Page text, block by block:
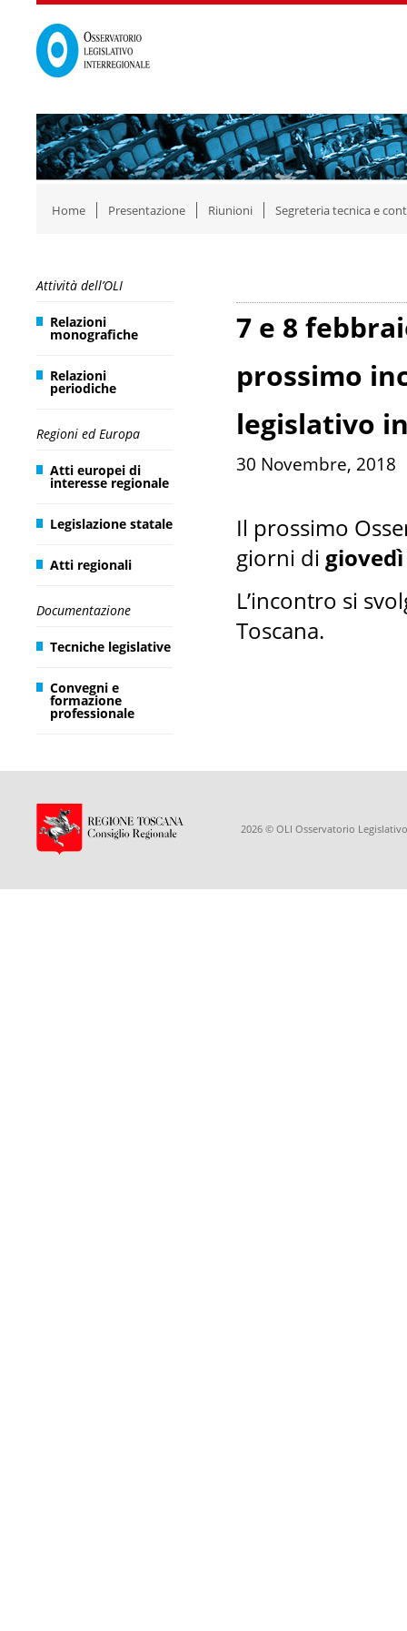
Home Presentazione Riunioni Segreteria tecnica e
Attività dell’OLI
Relazioni
monografiche
Relazioni
periodiche
Regioni ed Europa
Atti europei di
interesse regionale
Legislazione statale
Atti regionali
Documentazione
Tecniche legislative
Convegni e
formazione
professionale
7 e 8
prossimo
legislativo
30 Novembre, 2018
Il prossimo
giorni di giovedì
L’incontro si
Toscana.
2026 © OLI Osservatorio